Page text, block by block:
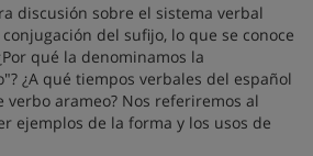
discusión sobre el sistema verbal
del sufijo, lo que se conoce
qué la denominamos la
¿A qué tiempos verbales del español
arameo? Nos referiremos al
ejemplos de la forma y los usos de